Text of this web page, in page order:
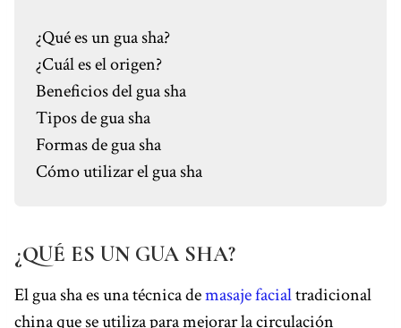
¿Qué es un gua sha?
¿Cuál es el origen?
Beneficios del gua sha
Tipos de gua sha
Formas de gua sha
Cómo utilizar el gua sha
¿QUÉ ES UN GUA SHA?
El gua sha es una técnica demasaje facialtradicional
china que se utiliza para mejorar la circulación